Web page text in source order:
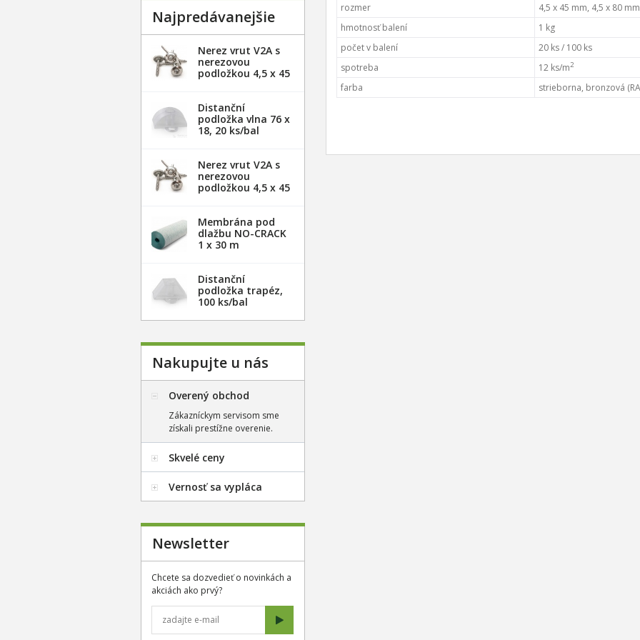
rozmer
4,5 x 45 mm, 4,5 x 80 mm
hmotnosť balení
1 kg
počet v balení
20 ks / 100 ks
spotreba
12 ks/m2
farba strieborna, bronzová
Najpredávanejšie
Nerez vrut V2A s
nerezovou
podložkou 4,5 x 45
Distanční
podložka vlna 76 x
18, 20 ks/bal
Nerez vrut V2A s
nerezovou
podložkou 4,5 x 45
Membrána pod
dlažbu NO-CRACK
1 x 30 m
Distanční
podložka trapéz,
100 ks/bal
Nakupujte u nás
Overený obchod
Zákazníckym servisom sme
získali prestížne overenie.
Skvelé ceny
Vernosť sa vypláca
Newsletter
Chcete sa dozvedieť o novinkách a
akciách ako prvý?